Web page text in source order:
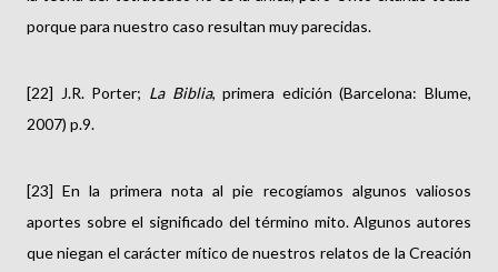
porque para nuestro caso resultan muy parecidas.
[22] J.R. Porter; La Biblia, primera edición (Barcelona: Blume,
2007) p.9.
[23] En la primera nota al pie recogíamos algunos valiosos
aportes sobre el significado del término mito. Algunos autores
que niegan el carácter mítico de nuestros relatos de la Creación